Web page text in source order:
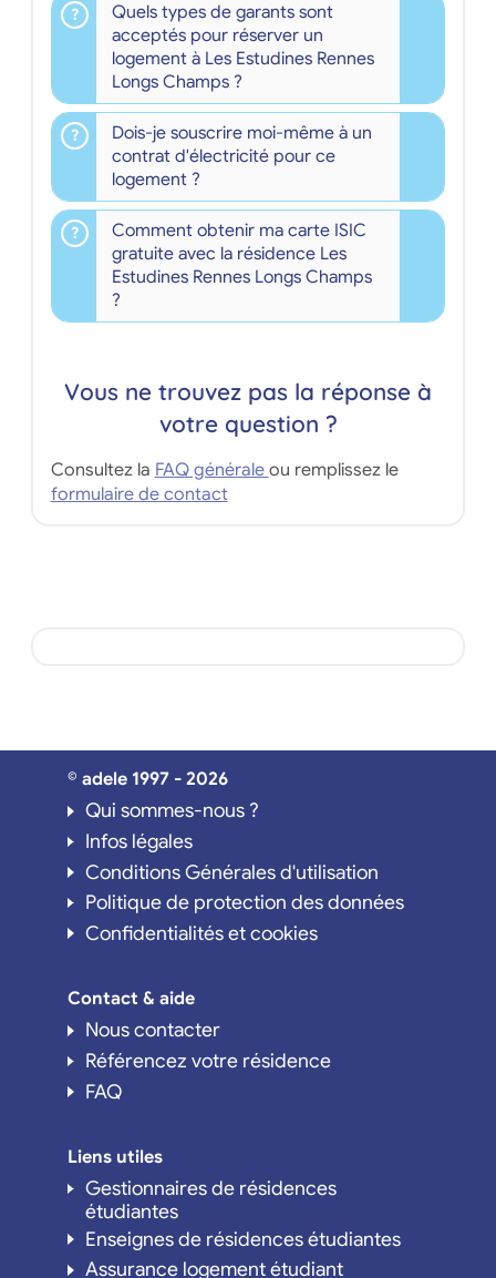
Quels types de garants sont
acceptés pour réserver un
logement à Les Estudines Rennes
Longs Champs ?
Dois-je souscrire moi-même à un
contrat d'électricité pour ce
logement ?
Comment obtenir ma carte ISIC
gratuite avec la résidence Les
Estudines Rennes Longs Champs
?
Vous ne trouvez pas la réponse à
votre question ?
Consultez la FAQ générale ou remplissez le
formulaire de contact
© adele 1997 - 2026
Qui sommes-nous ?
Infos légales
Conditions Générales d'utilisation
Politique de protection des données
Confidentialités et cookies
Contact & aide
Nous contacter
Référencez votre résidence
FAQ
Liens utiles
Gestionnaires de résidences
étudiantes
Enseignes de résidences étudiantes
Assurance logement étudiant